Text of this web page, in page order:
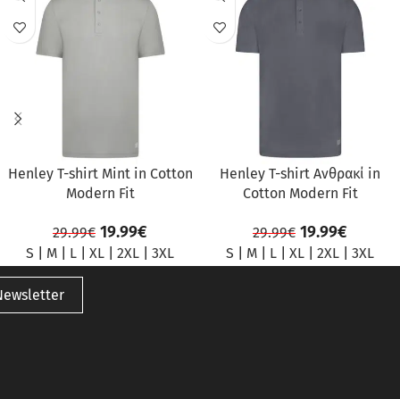
ΠΡΟΣΦΟΡΆ
Henley T-shirt Mint in Cotton
Modern Fit
29.99€ 19.99€
S M L XL 2XL 3XL
ΠΡΟΣΦΟΡΆ
Henley T-shirt Ανθρακί in
Cotton Modern Fit
29.99€ 19.99€
S M L XL 2XL 3XL